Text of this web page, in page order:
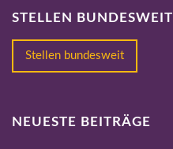
STELLEN BUNDESWEIT
Stellen bundesweit
NEUESTE BEITRÄGE